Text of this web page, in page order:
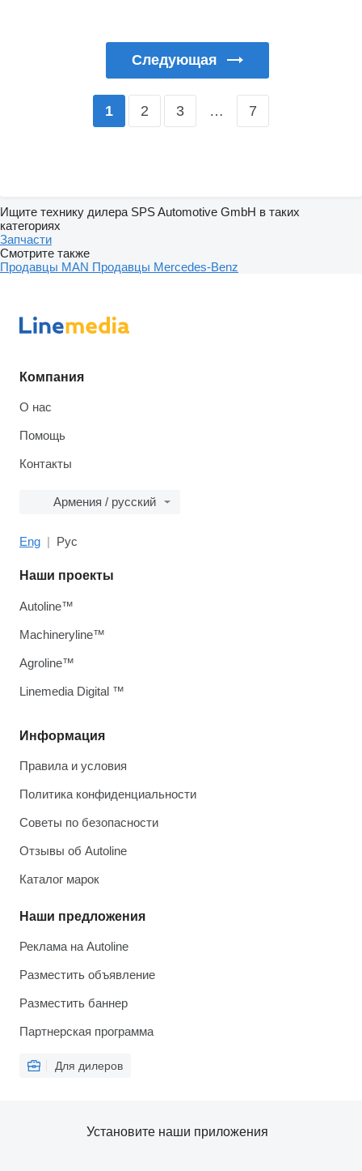
Следующая
1 2 3 … 7
Ищите технику дилера SPS Automotive GmbH в таких
категориях
Запчасти
Смотрите также
Продавцы MAN Продавцы Mercedes-Benz
Компания
О нас
Помощь
Контакты
Армения / русский
Eng Рус
Информация
Правила и условия
Политика конфиденциальности
Советы по безопасности
Отзывы об Autoline
Каталог марок
Наши предложения
Реклама на Autoline
Разместить объявление
Разместить баннер
Партнерская программа
Для дилеров
Наши проекты
Autoline™
Machineryline™
Agroline™
Linemedia Digital ™
Установите наши приложения